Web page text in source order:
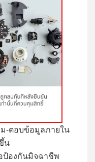
-ตอบข้อมูลภายใน
น
ป้องกันมิจฉาชีพ